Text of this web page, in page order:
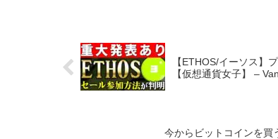
【ETHOS/イーソス】
【仮想通貨女子】 –
今からビットコインを買